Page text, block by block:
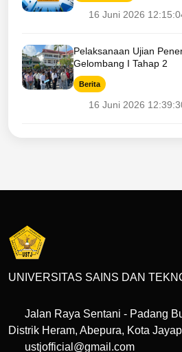
16 Juni 2026
Pelaksanaan Ujian
Gelombang I Tahap 2
Berita
16 Juni 2026
UNIVERSITAS SAINS DAN
Jalan Raya Sentani - Padang
Distrik Heram, Abepura, Kota
ustjofficial@gmail.com